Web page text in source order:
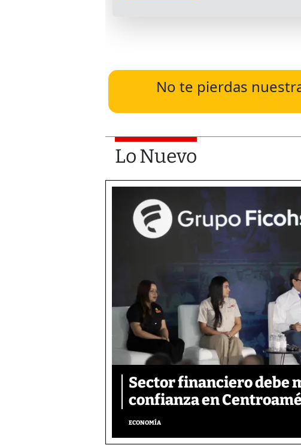
No te pierdas
Lo Nuevo
Sector financiero debe
confianza en
ECONOMÍA